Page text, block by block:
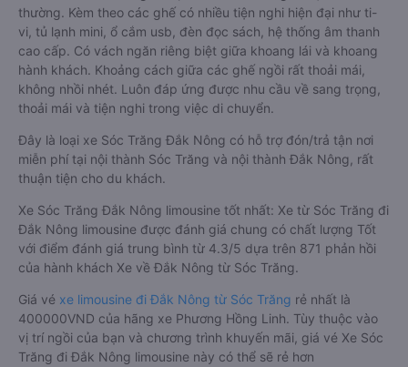
thường. Kèm theo các ghế có nhiều tiện nghi hiện đại như ti-
vi, tủ lạnh mini, ổ cắm usb, đèn đọc sách, hệ thống âm thanh
cao cấp. Có vách ngăn riêng biệt giữa khoang lái và khoang
hành khách. Khoảng cách giữa các ghế ngồi rất thoải mái,
không nhồi nhét. Luôn đáp ứng được nhu cầu về sang trọng,
thoải mái và tiện nghi trong việc di chuyển.
Đây là loại xe Sóc Trăng Đắk Nông có hỗ trợ đón/trả tận nơi
miễn phí tại nội thành Sóc Trăng và nội thành Đắk Nông, rất
thuận tiện cho du khách.
Xe Sóc Trăng Đắk Nông limousine tốt nhất: Xe từ Sóc Trăng đi
Đắk Nông limousine được đánh giá chung có chất lượng Tốt
với điểm đánh giá trung bình từ 4.3/5 dựa trên 871 phản hồi
của hành khách Xe về Đắk Nông từ Sóc Trăng.
Giá vé xe limousine đi Đắk Nông từ Sóc Trăng rẻ nhất là
400000VND của hãng xe Phương Hồng Linh. Tùy thuộc vào
vị trí ngồi của bạn và chương trình khuyến mãi, giá vé Xe Sóc
Trăng đi Đắk Nông limousine này có thể sẽ rẻ hơn